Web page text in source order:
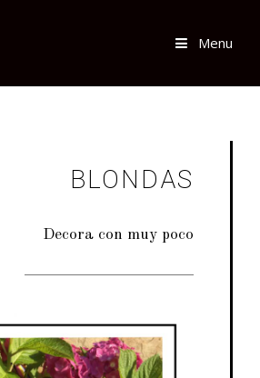
Menu
BLONDAS
Decora con muy poco